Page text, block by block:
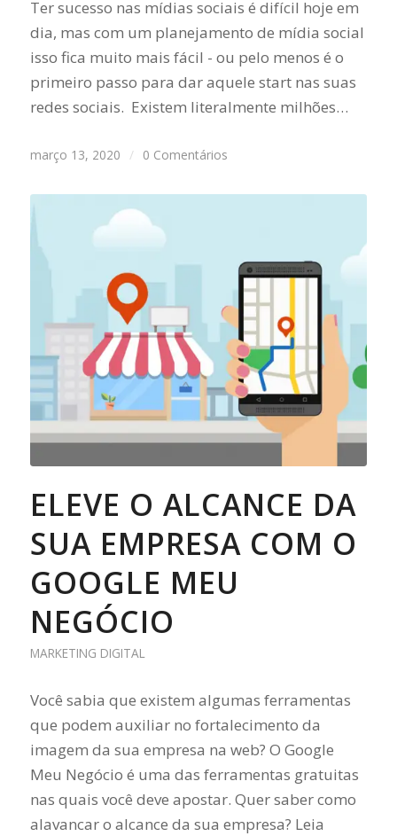
Ter sucesso nas mídias sociais é difícil hoje em
dia, mas com um planejamento de mídia social
isso fica muito mais fácil - ou pelo menos é o
primeiro passo para dar aquele start nas suas
redes sociais. Existem literalmente milhões…
março 13, 2020 / 0 Comentários
ELEVE O ALCANCE DA
SUA EMPRESA COM O
GOOGLE MEU
NEGÓCIO
MARKETING DIGITAL
Você sabia que existem algumas ferramentas
que podem auxiliar no fortalecimento da
imagem da sua empresa na web? O Google
Meu Negócio é uma das ferramentas gratuitas
nas quais você deve apostar. Quer saber como
alavancar o alcance da sua empresa? Leia